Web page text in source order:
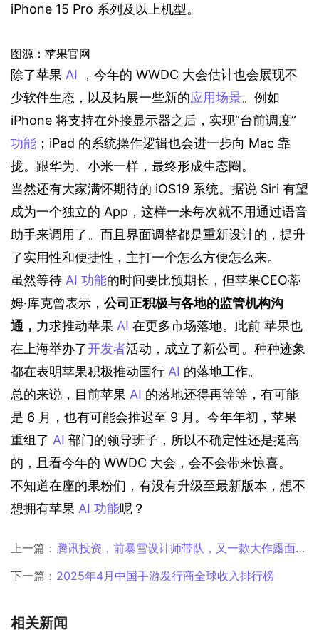
iPhone 15 Pro 系列及以上机型。
图源：苹果官网
除了苹果 AI ，今年的 WWDC 大会估计也会展现不
少软件生态，以及拓展一些新的应用场景。例如
iPhone 将支持在外接显示器之后，实现“台前调度”
功能 ；iPad 的系统操作逻辑也会进一步向 Mac 靠
拢。跟华为、小米一样，最终形成生态圈。
当然还有大家满怀期待的 iOS19 系统。据说 Siri 有望
成为一个独立的 App，这样一来每次就不用通过语音
助手来调用了。而且界面调整都是重新设计的，提升
了实用性和便捷性，主打一个怎么方便怎么来。
虽然等待 AI 功能的时间要比预期长，但苹果CEO蒂
姆·库克曾表示， 公司正积极与各地的监管机构沟
通， 力求推动苹果 AI 在更多市场落地。 此前 苹果也
在上海举办了开发者活动，成立了新公司。种种迹象
都在表明苹果积极推动国行 AI 的落地工作。
总的来说，目前苹果 AI 的落地还得再等等，有可能
是 6 月，也有可能会推迟至 9 月。今年年初，苹果
重组了 AI 部门的领导班子，所以不确定性还是挺高
的，且看今年的 WWDC 大会，会不会带来惊喜。
不知道在座的果粉们，有没有升级至最新版本，想不
想拥有苹果 AI 功能呢？
上一篇： 腾讯投资，前暴雪设计师带队，又一款大作露面了？
下一篇： 2025年4月中国手游发行商全球收入排行榜
相关新闻